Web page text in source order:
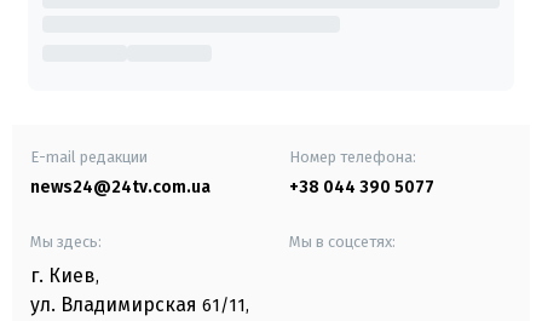
E-mail редакции
news24@24tv.com.ua
Номер телефона:
+38 044 390 5077
Мы здесь:
г. Киев,
ул. Владимирская 61/11,
Мы в соцсетях: